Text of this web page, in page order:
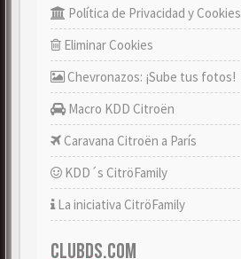
Política de Privacidad y Cookies
Eliminar Cookies
Chevronazos: ¡Sube tus fotos!
Macro KDD Citroën
Caravana Citroën a París
KDD´s CitröFamily
La iniciativa CitröFamily
CLUBDS.COM